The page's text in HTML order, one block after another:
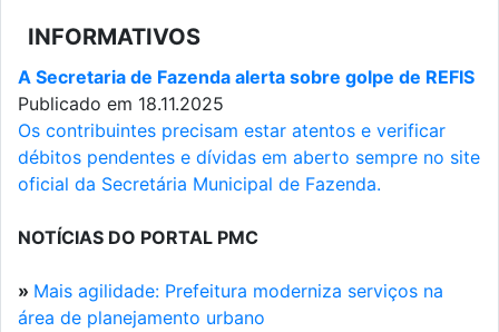
INFORMATIVOS
A Secretaria de Fazenda alerta sobre golpe de REFIS
Publicado em 18.11.2025
Os contribuintes precisam estar atentos e verificar
débitos pendentes e dívidas em aberto sempre no site
oficial da Secretária Municipal de Fazenda.
NOTÍCIAS DO PORTAL PMC
» Mais agilidade: Prefeitura moderniza serviços na
área de planejamento urbano